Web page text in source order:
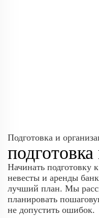
Подготовка и
подготовка
Начинать подготовку
невесты и аренды
лучший план. Мы
планировать
не допустить ошибок.